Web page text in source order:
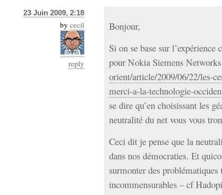
23 Juin 2009, 2:18
by cecil
reply
Bonjour,
Si on se base sur
pour Nokia Siemens
orient/article/2009/06/22/les-
merci-a-la-technologie-
se dire qu’en choisissant les
neutralité du net vous vous
Ceci dit je pense que la
dans nos démocraties. Et
surmonter des
incommensurables – cf